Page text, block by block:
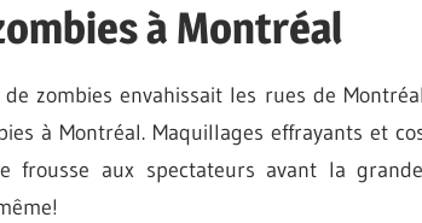
à Montréal
zombies envahissait les rues de
à Montréal. Maquillages effrayants et
frousse aux spectateurs avant la